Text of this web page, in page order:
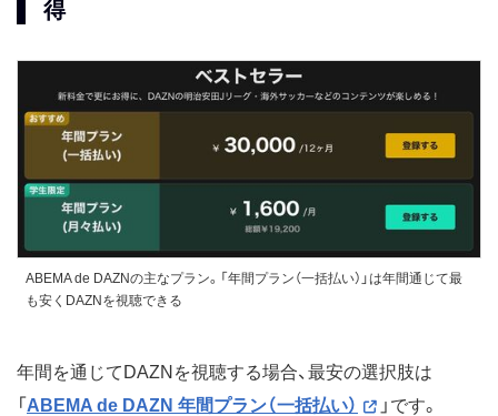
得
ABEMA de DAZNの主なプラン。「年間プラン（一括払い）」は年間通じて最
も安くDAZNを視聴できる
年間を通じてDAZNを視聴する場合、最安の選択肢は
「 ABEMA de DAZN 年間プラン（一括払い） 」です。